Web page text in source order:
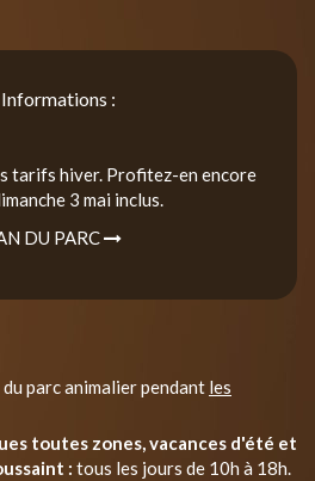
:
tarifs hiver. Profitez-en encore
3 mai inclus.
DU PARC
parc animalier pendant les
toutes zones, vacances d'été et
: tous les jours de 10h à 18h.